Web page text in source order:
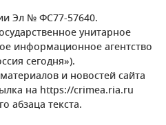
Эл № ФС77-57640.
унитарное
информационное агентство
сегодня»).
и новостей сайта
на https://crimea.ria.ru
абзаца текста.